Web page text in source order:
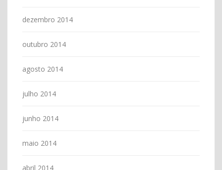
dezembro 2014
outubro 2014
agosto 2014
julho 2014
junho 2014
maio 2014
abril 2014